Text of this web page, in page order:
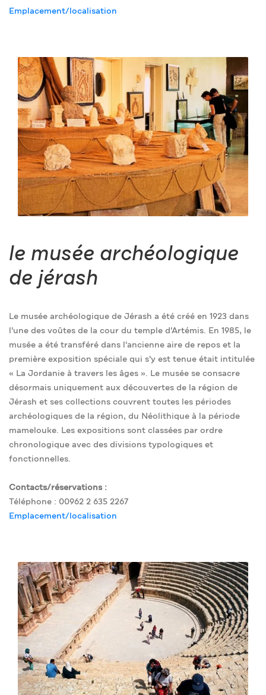
Emplacement/localisation
le musée archéologique
de jérash
Le musée archéologique de Jérash a été créé en 1923 dans
l'une des voûtes de la cour du temple d'Artémis. En 1985, le
musée a été transféré dans l'ancienne aire de repos et la
première exposition spéciale qui s'y est tenue était intitulée
« La Jordanie à travers les âges ». Le musée se consacre
désormais uniquement aux découvertes de la région de
Jérash et ses collections couvrent toutes les périodes
archéologiques de la région, du Néolithique à la période
mamelouke. Les expositions sont classées par ordre
chronologique avec des divisions typologiques et
fonctionnelles.
Contacts/réservations :
Téléphone : 00962 2 635 2267
Emplacement/localisation